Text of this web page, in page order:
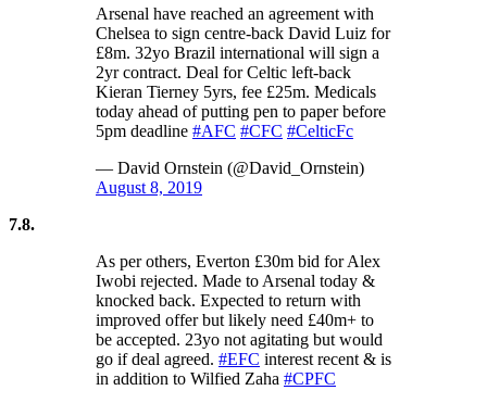
Arsenal have reached an agreement with
Chelsea to sign centre-back David Luiz for
£8m. 32yo Brazil international will sign a
2yr contract. Deal for Celtic left-back
Kieran Tierney 5yrs, fee £25m. Medicals
today ahead of putting pen to paper before
5pm deadline #AFC #CFC #CelticFc
— David Ornstein (@David_Ornstein)
August 8, 2019
7.8.
As per others, Everton £30m bid for Alex
Iwobi rejected. Made to Arsenal today &
knocked back. Expected to return with
improved offer but likely need £40m+ to
be accepted. 23yo not agitating but would
go if deal agreed. #EFC interest recent & is
in addition to Wilfied Zaha #CPFC